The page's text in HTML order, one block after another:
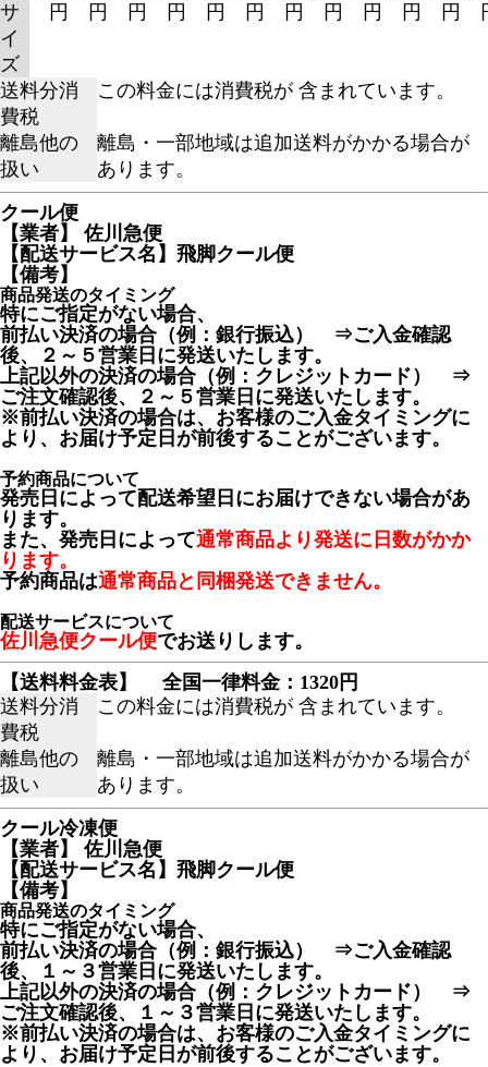
サ
イ
ズ
円
円
円
円
円
円
円
円
円
円
円
送料分消
費税
この料金には消費税が 含まれています。
離島他の
扱い
離島・一部地域は追加送料がかかる場合が
あります。
クール便
【業者】 佐川急便
【配送サービス名】飛脚クール便
【備考】
商品発送のタイミング
特にご指定がない場合、
前払い決済の場合（例：銀行振込） ⇒ご入金確認
後、２～５営業日に発送いたします。
上記以外の決済の場合（例：クレジットカード） ⇒
ご注文確認後、２～５営業日に発送いたします。
※前払い決済の場合は、お客様のご入金タイミングに
より、お届け予定日が前後することがございます。
予約商品について
発売日によって配送希望日にお届けできない場合があ
ります。
また、発売日によって通常商品より発送に日数がかか
ります。
予約商品は通常商品と同梱発送できません。
配送サービスについて
佐川急便クール便でお送りします。
【送料料金表】
全国一律料金：1320円
送料分消
費税
この料金には消費税が 含まれています。
離島他の
扱い
離島・一部地域は追加送料がかかる場合が
あります。
クール冷凍便
【業者】 佐川急便
【配送サービス名】飛脚クール便
【備考】
商品発送のタイミング
特にご指定がない場合、
前払い決済の場合（例：銀行振込） ⇒ご入金確認
後、１～３営業日に発送いたします。
上記以外の決済の場合（例：クレジットカード） ⇒
ご注文確認後、１～３営業日に発送いたします。
※前払い決済の場合は、お客様のご入金タイミングに
より、お届け予定日が前後することがございます。